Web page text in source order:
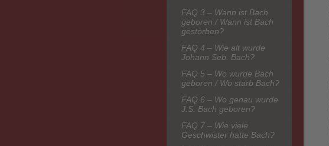
FAQ 3 – Wann ist Bach
geboren / Wann ist Bach
gestorben?
FAQ 4 – Wie alt wurde
Johann Seb. Bach?
FAQ 5 – Wo wurde Bach
geboren / Wo starb Bach?
FAQ 6 – Wo genau wurde
J.S. Bach geboren?
FAQ 7 – Wie viele
Geschwister hatte Bach?